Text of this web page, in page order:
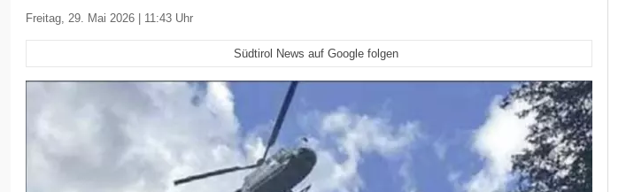
Freitag, 29. Mai 2026 | 11:43 Uhr
Südtirol News auf Google folgen